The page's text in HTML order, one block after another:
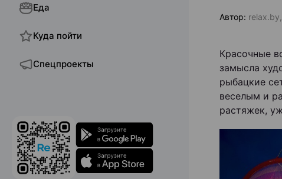
Еда
Куда пойти
Спецпроекты
Автор:
Красочные
замысла
рыбацкие
веселым и
растяжек,